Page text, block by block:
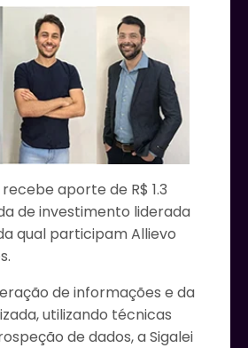
aporte de R$ 1.3
de investimento liderada
qual participam Allievo
de informações e da
utilizando técnicas
de dados, a Sigalei